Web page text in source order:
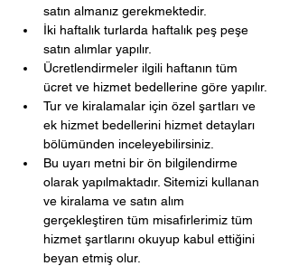
satın almanız gerekmektedir.
İki haftalık turlarda haftalık peş peşe
satın alımlar yapılır.
Ücretlendirmeler ilgili haftanın tüm
ücret ve hizmet bedellerine göre yapılır.
Tur ve kiralamalar için özel şartları ve
ek hizmet bedellerini hizmet detayları
bölümünden inceleyebilirsiniz.
Bu uyarı metni bir ön bilgilendirme
olarak yapılmaktadır. Sitemizi kullanan
ve kiralama ve satın alım
gerçekleştiren tüm misafirlerimiz tüm
hizmet şartlarını okuyup kabul ettiğini
beyan etmiş olur.